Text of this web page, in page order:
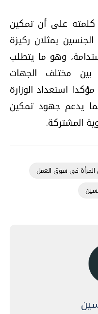
على أن تمكين
يمثلان ركيزة
وهو ما يتطلب
بين مختلف الجهات
استعداد الوزارة
يدعم جهود تمكين
المشتركة.
في سوق العمل